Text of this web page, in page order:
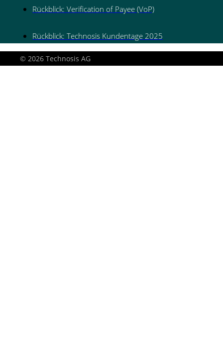
Rückblick: Verification of Payee (VoP)
Rückblick: Technosis Kundentage 2025
© 2026 Technosis AG